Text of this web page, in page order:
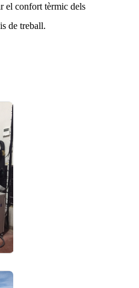
el confort tèrmic dels
de treball.